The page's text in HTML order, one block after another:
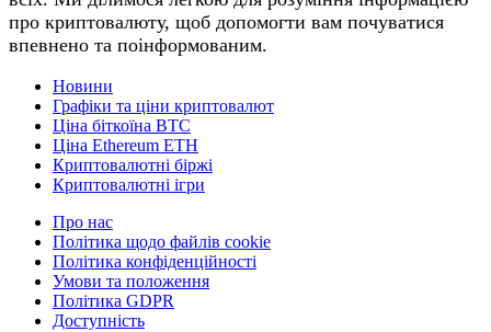
про криптовалюту, щоб допомогти вам почуватися
впевнено та поінформованим.
Новини
Графіки та ціни криптовалют
Ціна біткоїна BTC
Ціна Ethereum ETH
Криптовалютні біржі
Криптовалютні ігри
Про нас
Політика щодо файлів cookie
Політика конфіденційності
Умови та положення
Політика GDPR
Доступність